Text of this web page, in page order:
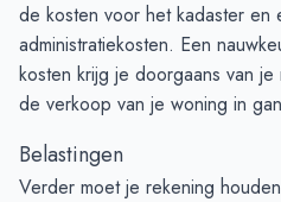
de kosten voor het kadaster en
administratiekosten. Een
kosten krijg je doorgaans van
de verkoop van je woning in
Belastingen
Verder moet je rekening